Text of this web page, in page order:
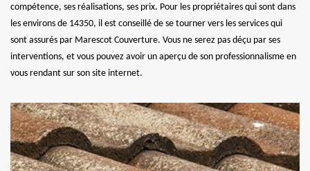
compétence, ses réalisations, ses prix. Pour les propriétaires qui sont dans
les environs de 14350, il est conseillé de se tourner vers les services qui
sont assurés par Marescot Couverture. Vous ne serez pas déçu par ses
interventions, et vous pouvez avoir un aperçu de son professionnalisme en
vous rendant sur son site internet.